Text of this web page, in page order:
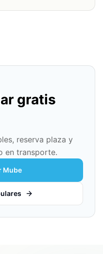
gratis
reserva plaza y
en transporte.
Mube